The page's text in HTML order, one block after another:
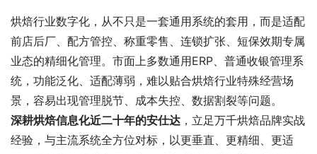
烘焙行业数字化，从不只是一套通用系统的套用，而是适配
前店后厂、配方管控、称重零售、连锁扩张、短保效期专属
业态的精细化管理。市面上多数通用ERP、普通收银管理系
统，功能泛化、适配薄弱，难以贴合烘焙行业特殊经营场
景，容易出现管理脱节、成本失控、数据割裂等问题。
深耕烘焙信息化近二十年的安仕达 ，立足万千烘焙品牌实战
经验，与主流系统全方位对标，以更垂直、更精细、更适